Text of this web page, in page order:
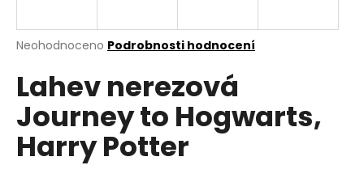
Průměrné
produktu
je
0,0
z
5
hvězdiček.
Neohodnoceno Podrobnosti hodnocení
Lahev nerezová
Journey to Hogwarts,
Harry Potter
j
t
?